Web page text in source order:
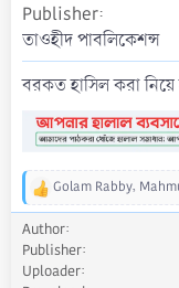
Publisher
তাওহীদ পাবলিকেশন্স
বরকত হাসিল করা
R
e
a
c
t
Golam Rabby,
Author
Publisher
Uploader